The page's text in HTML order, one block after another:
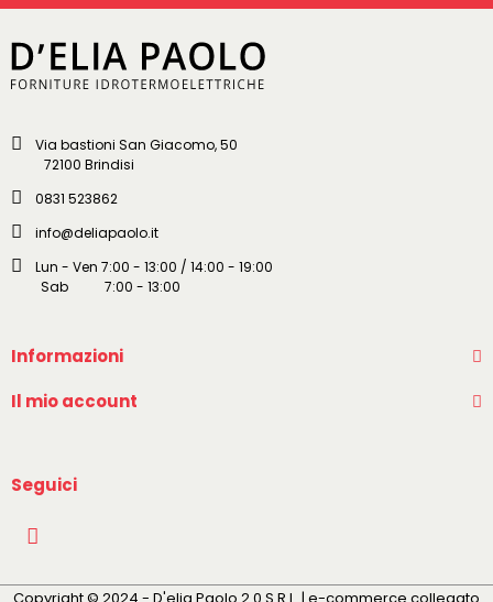
Via bastioni San Giacomo, 50
72100 Brindisi
0831 523862
info@deliapaolo.it
Lun - Ven 7:00 - 13:00 / 14:00 - 19:00
Sab 7:00 - 13:00
Informazioni
Il mio account
Seguici